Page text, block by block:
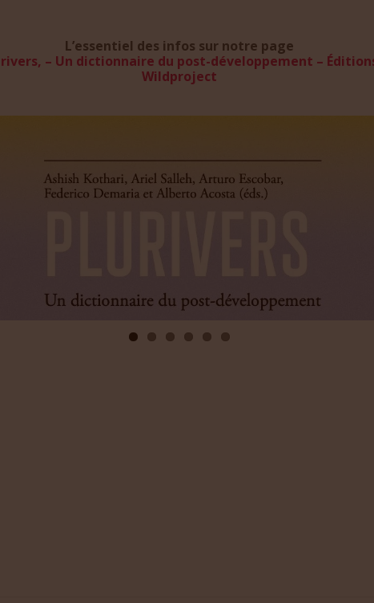
L’essentiel des infos sur notre page
– Un dictionnaire du post-développement –
Wildproject